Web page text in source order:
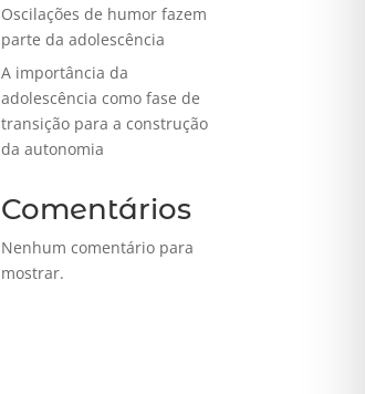
Oscilações de humor fazem
parte da adolescência
A importância da
adolescência como fase de
transição para a construção
da autonomia
Comentários
Nenhum comentário para
mostrar.